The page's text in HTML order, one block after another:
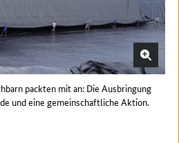
packten mit an: Die Ausbringung
und eine gemeinschaftliche Aktion.